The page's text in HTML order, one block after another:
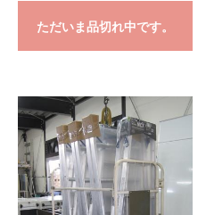
ただいま品切れ中です。